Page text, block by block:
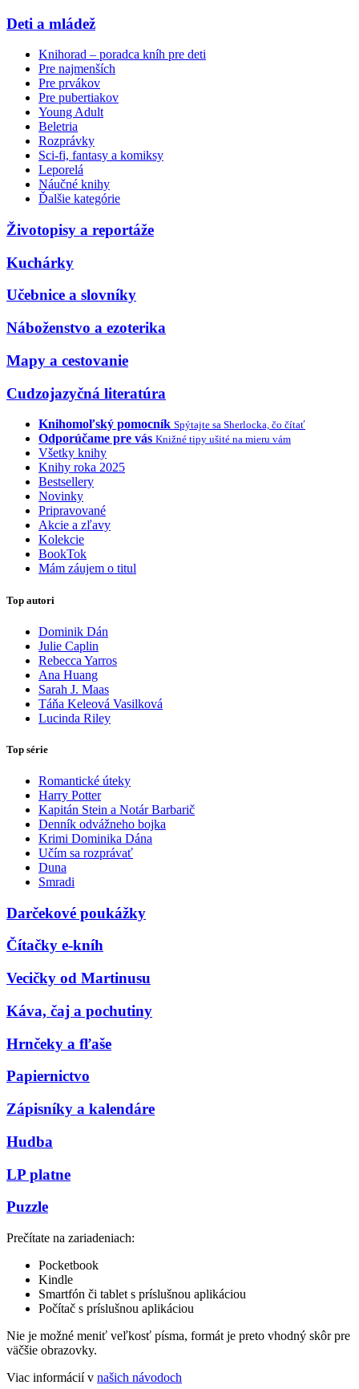
Deti a mládež
Knihorad – poradca kníh pre deti
Pre najmenších
Pre prvákov
Pre pubertiakov
Young Adult
Beletria
Rozprávky
Sci-fi, fantasy a komiksy
Leporelá
Náučné knihy
Ďalšie kategórie
Životopisy a reportáže
Kuchárky
Učebnice a slovníky
Náboženstvo a ezoterika
Mapy a cestovanie
Cudzojazyčná literatúra
Knihomoľský pomocník Spýtajte sa Sherlocka, čo čítať
Odporúčame pre vás Knižné tipy ušité na mieru vám
Všetky knihy
Knihy roka 2025
Bestsellery
Novinky
Pripravované
Akcie a zľavy
Kolekcie
BookTok
Mám záujem o titul
Top autori
Dominik Dán
Julie Caplin
Rebecca Yarros
Ana Huang
Sarah J. Maas
Táňa Keleová Vasilková
Lucinda Riley
Top série
Romantické úteky
Harry Potter
Kapitán Stein a Notár Barbarič
Denník odvážneho bojka
Krimi Dominika Dána
Učím sa rozprávať
Duna
Smradi
Darčekové poukážky
Čítačky e-kníh
Vecičky od Martinusu
Káva, čaj a pochutiny
Hrnčeky a fľaše
Papiernictvo
Zápisníky a kalendáre
Hudba
LP platne
Puzzle
Prečítate na zariadeniach:
Pocketbook
Kindle
Smartfón či tablet s príslušnou aplikáciou
Počítač s príslušnou aplikáciou
Nie je možné meniť veľkosť písma, formát je preto vhodný skôr pre
väčšie obrazovky.
Viac informácií v našich návodoch